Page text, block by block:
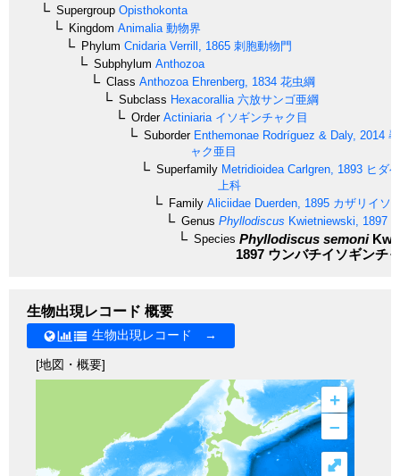
Supergroup Opisthokonta
Kingdom Animalia 動物界
Phylum Cnidaria Verrill, 1865 刺胞動物門
Subphylum Anthozoa
Class Anthozoa Ehrenberg, 1834 花虫綱
Subclass Hexacorallia 六放サンゴ亜綱
OrderActiniaria イソギンチャク目
SuborderEnthemonae Rodríguez & Daly, 2014
ャク亜目
Superfamily Metridioidea Carlgren, 1893 ヒダ
上科
Family Aliciidae Duerden, 1895 カザリイソ
Genus Phyllodiscus Kwietniewski, 1897
Species Phyllodiscus semoni
1897 ウンバチイソギンチ
生物出現レコード 概要
生物出現レコード →
[地図・概要]
+
–
⤢